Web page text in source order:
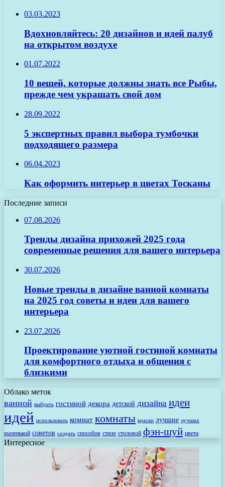
03.03.2023
Вдохновляйтесь: 20 дизайнов и идей палуб
на открытом воздухе
01.07.2022
10 вещей, которые должны знать все Рыбы,
прежде чем украшать свой дом
28.09.2022
5 экспертных правил выбора тумбочки
подходящего размера
06.04.2023
Как оформить интерьер в цветах Тосканы
Последние записи
07.08.2026
Тренды дизайна прихожей 2025 года
современные решения для вашего интерьера
30.07.2026
Новые тренды в дизайне ванной комнаты
на 2025 год советы и идеи для вашего
интерьера
23.07.2026
Проектирование уютной гостиной комнаты
для комфортного отдыха и общения с
близкими
Облако меток
ванной выбрать гостиной декора детской дизайна идеи
идей использовать комнат комнаты краски лучшие лучших
маленькой советов создать способов стиле столовой фэн-шуй цвета
Интересное